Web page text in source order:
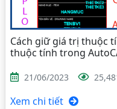
Cách giữ giá trị thuộc
thuộc tính trong
21/06/2023
Xem chi tiết